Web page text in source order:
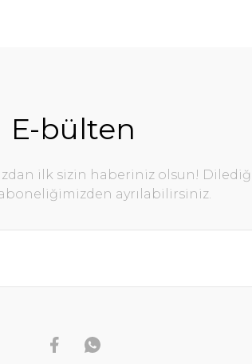
E-bülten
ilk sizin haberiniz olsun!
ayrılabilirsiniz.